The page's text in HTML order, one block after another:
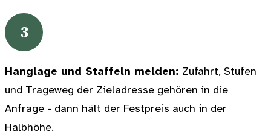
3
Hanglage und Staffeln melden: Zufahrt, Stufen
und Trageweg der Zieladresse gehören in die
Anfrage - dann hält der Festpreis auch in der
Halbhöhe.